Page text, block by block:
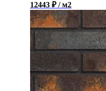
12443 ₽ / м2